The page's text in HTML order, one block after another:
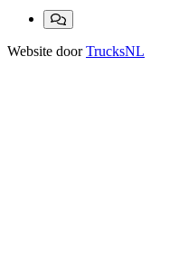
Website door TrucksNL